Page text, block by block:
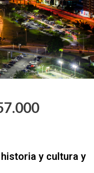
y cultura y